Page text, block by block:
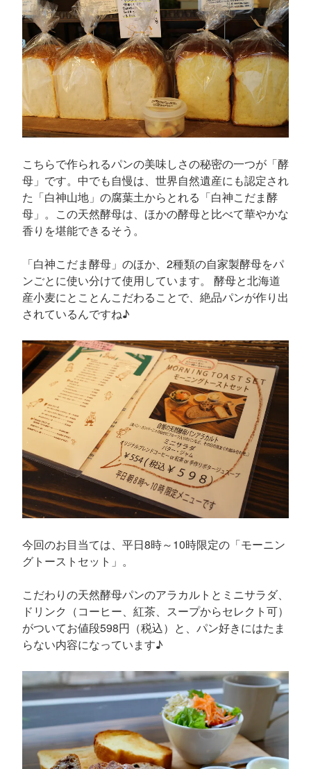
こちらで作られるパンの美味しさの秘密の一つが「酵
母」です。中でも自慢は、世界自然遺産にも認定され
た「白神山地」の腐葉土からとれる「白神こだま酵
母」。この天然酵母は、ほかの酵母と比べて華やかな
香りを堪能できるそう。
「白神こだま酵母」のほか、2種類の自家製酵母をパ
ンごとに使い分けて使用しています。 酵母と北海道
産小麦にとことんこだわることで、絶品パンが作り出
されているんですね♪
今回のお目当ては、平日8時～10時限定の「モーニン
グトーストセット」。
こだわりの天然酵母パンのアラカルトとミニサラダ、
ドリンク（コーヒー、紅茶、スープからセレクト可）
がついてお値段598円（税込）と、パン好きにはたま
らない内容になっています♪